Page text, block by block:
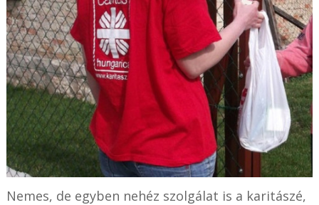
Nemes, de egyben nehéz szolgálat is a karitászé,